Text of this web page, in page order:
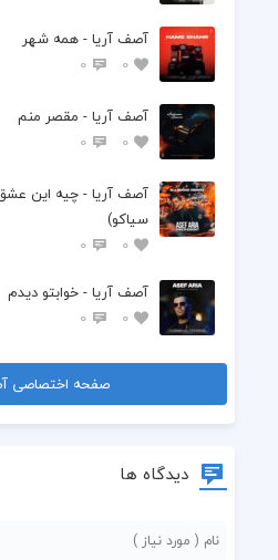
آصف آریا - همه شهر
0
0
آصف آریا - مقصر منم
0
0
آصف آریا - چیه این
سیاکو)
0
0
آصف آریا - خوابتو دیدم
0
0
صفحه اختصاصی
دیدگاه ها